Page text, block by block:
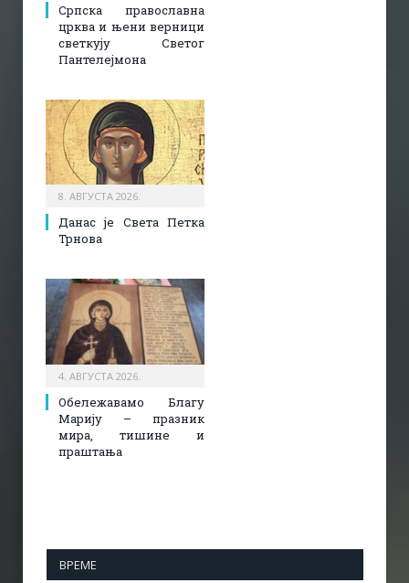
Српска православна
црква и њени верници
светкују Светог
Пантелејмона
8. АВГУСТА 2026.
Данас је Света Петка
Трнова
4. АВГУСТА 2026.
Обележавамо Благу
Марију – празник
мира, тишине и
праштања
ВРЕМЕ